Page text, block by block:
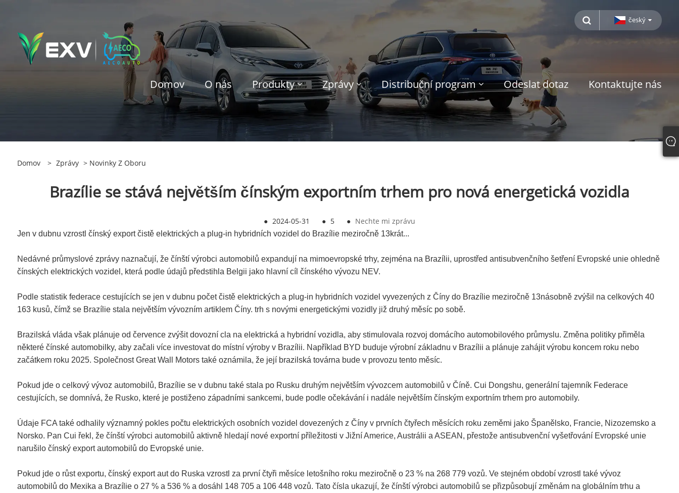
český
Domov O nás Produkty Zprávy Distribuční program Odeslat dotaz Kontaktujte nás
Domov > Zprávy > Novinky Z Oboru
Brazílie se stává největším čínským exportním trhem pro nová energetická vozidla
● 2024-05-31 ● 5 ● Nechte mi zprávu
Jen v dubnu vzrostl čínský export čistě elektrických a plug-in hybridních vozidel do Brazílie meziročně 13krát...
Nedávné průmyslové zprávy naznačují, že čínští výrobci automobilů expandují na mimoevropské trhy, zejména na Brazílii, uprostřed antisubvenčního šetření Evropské unie ohledně
čínských elektrických vozidel, která podle údajů předstihla Belgii jako hlavní cíl čínského vývozu NEV.
Podle statistik federace cestujících se jen v dubnu počet čistě elektrických a plug-in hybridních vozidel vyvezených z Číny do Brazílie meziročně 13násobně zvýšil na celkových 40
163 kusů, čímž se Brazílie stala největším vývozním artiklem Číny. trh s novými energetickými vozidly již druhý měsíc po sobě.
Brazilská vláda však plánuje od července zvýšit dovozní cla na elektrická a hybridní vozidla, aby stimulovala rozvoj domácího automobilového průmyslu. Změna politiky přiměla
některé čínské automobilky, aby začali více investovat do místní výroby v Brazílii. Například BYD buduje výrobní základnu v Brazílii a plánuje zahájit výrobu koncem roku nebo
začátkem roku 2025. Společnost Great Wall Motors také oznámila, že její brazilská továrna bude v provozu tento měsíc.
Pokud jde o celkový vývoz automobilů, Brazílie se v dubnu také stala po Rusku druhým největším vývozcem automobilů v Číně. Cui Dongshu, generální tajemník Federace
cestujících, se domnívá, že Rusko, které je postiženo západními sankcemi, bude podle očekávání i nadále největším čínským exportním trhem pro automobily.
Údaje FCA také odhalily významný pokles počtu elektrických osobních vozidel dovezených z Číny v prvních čtyřech měsících roku zeměmi jako Španělsko, Francie, Nizozemsko a
Norsko. Pan Cui řekl, že čínští výrobci automobilů aktivně hledají nové exportní příležitosti v Jižní Americe, Austrálii a ASEAN, přestože antisubvenční vyšetřování Evropské unie
narušilo čínský export automobilů do Evropské unie.
Pokud jde o růst exportu, čínský export aut do Ruska vzrostl za první čtyři měsíce letošního roku meziročně o 23 % na 268 779 vozů. Ve stejném období vzrostl také vývoz
automobilů do Mexika a Brazílie o 27 % a 536 % a dosáhl 148 705 a 106 448 vozů. Tato čísla ukazují, že čínští výrobci automobilů se přizpůsobují změnám na globálním trhu a